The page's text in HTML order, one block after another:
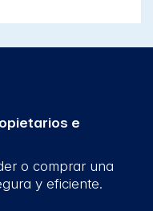
e
o comprar una
y eficiente.